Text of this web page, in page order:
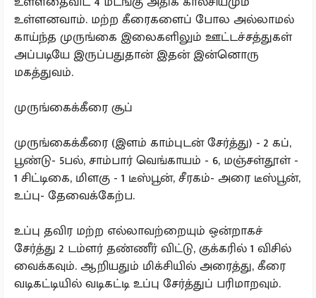
உள்ளனவாம். மற்ற கீரைகளைப் போல அல்லாமல்
காய்ந்த முருங்கை இலைகளிலும் ஊட்டச்சத்துகள்
அப்படியே இருப்பதுதான் இதன் இன்னொரு
மகத்துவம்.
முருங்கைக்கீரை சூப்
முருங்கைக்கீரை (இளம் காம்புடன் சேர்த்து) - 2 கப்,
பூண்டு- 5பல், சாம்பார் வெங்காயம் - 6, மஞ்சள்தூள் -
1 சிட்டிகை, மிளகு - 1 டீஸ்பூன், சீரகம்- அரை டீஸ்பூன்,
உப்பு- தேவைக்கேற்ப.
உப்பு தவிர மற்ற எல்லாவற்றையும் ஒன்றாகச்
சேர்த்து 2 டம்ளர் தண்ணீர் விட்டு, குக்கரில் 1 விசில்
வைக்கவும். ஆறியதும் மிக்சியில் அரைத்து, கீரை
வடிகட்டியில் வடிகட்டி உப்பு சேர்த்துப் பரிமாறவும்.